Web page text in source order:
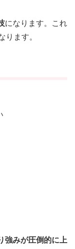
になります。これ
ります。
強みが圧倒的に上